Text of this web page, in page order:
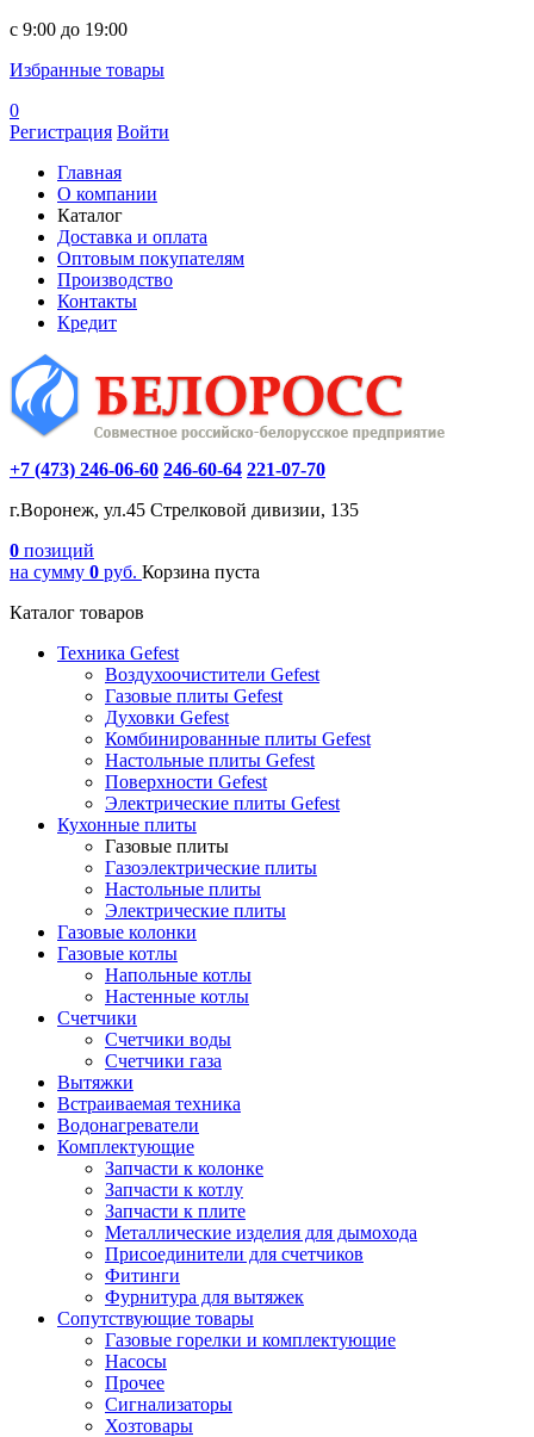
c 9:00 до 19:00
Избранные товары
0
Регистрация Войти
Главная
О компании
Каталог
Доставка и оплата
Оптовым покупателям
Производство
Контакты
Кредит
+7 (473) 246-06-60 246-60-64 221-07-70
г.Воронеж, ул.45 Стрелковой дивизии, 135
0 позиций
на сумму 0 руб. Корзина пуста
Каталог товаров
Техника Gefest
Воздухоочистители Gefest
Газовые плиты Gefest
Духовки Gefest
Комбинированные плиты Gefest
Настольные плиты Gefest
Поверхности Gefest
Электрические плиты Gefest
Кухонные плиты
Газовые плиты
Газоэлектрические плиты
Настольные плиты
Электрические плиты
Газовые колонки
Газовые котлы
Напольные котлы
Настенные котлы
Счетчики
Счетчики воды
Счетчики газа
Вытяжки
Встраиваемая техника
Водонагреватели
Комплектующие
Запчасти к колонке
Запчасти к котлу
Запчасти к плите
Металлические изделия для дымохода
Присоединители для счетчиков
Фитинги
Фурнитура для вытяжек
Сопутствующие товары
Газовые горелки и комплектующие
Насосы
Прочее
Сигнализаторы
Хозтовары